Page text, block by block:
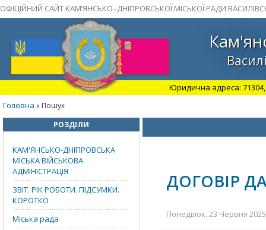
ОФІЦІЙНИЙ САЙТ КАМ’ЯНСЬКО–ДНІПРОВСЬКОЇ МІСЬКОЇ РАДИ
Юридична адреса: 71304,
Головна » Пошук
РОЗДІЛИ
КАМ'ЯНСЬКО-ДНІПРОВСЬКА
МІСЬКА ВІЙСЬКОВА
АДМІНІСТРАЦІЯ
ЗВІТ. РІК РОБОТИ. ПІДСУМКИ.
КОРОТКО
Міська рада
ДОГОВІР
Понеділок, 23 Червня